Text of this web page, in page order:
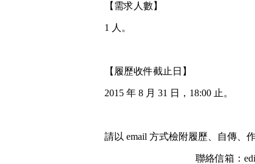
【需求人數】
1 人。
【履歷收件截止日】
2015 年 8 月 31 日，18:00 止。
請以 email 方式檢附履歷、自傳、
聯絡信箱：